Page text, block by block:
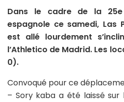
Dans le cadre de la
espagnole ce samedi, Las
est allé lourdement
l’Athletico de Madrid. Les
0).
Convoqué pour ce
– Sory kaba a été laissé